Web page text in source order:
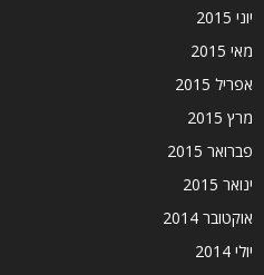
יוני 2015
מאי 2015
אפריל 2015
מרץ 2015
פברואר 2015
ינואר 2015
אוקטובר 2014
יולי 2014